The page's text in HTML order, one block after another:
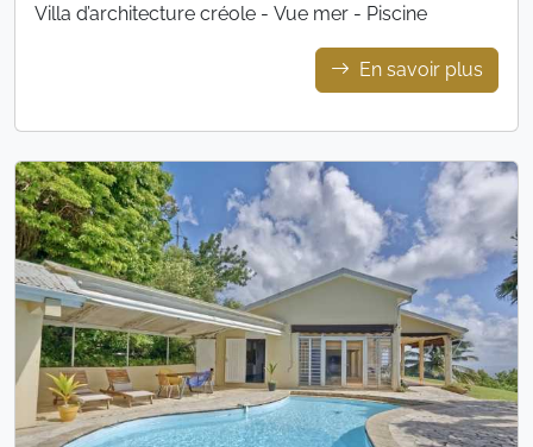
Villa d’architecture créole - Vue mer - Piscine
En savoir plus